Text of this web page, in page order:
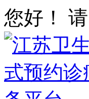
您好！ 请